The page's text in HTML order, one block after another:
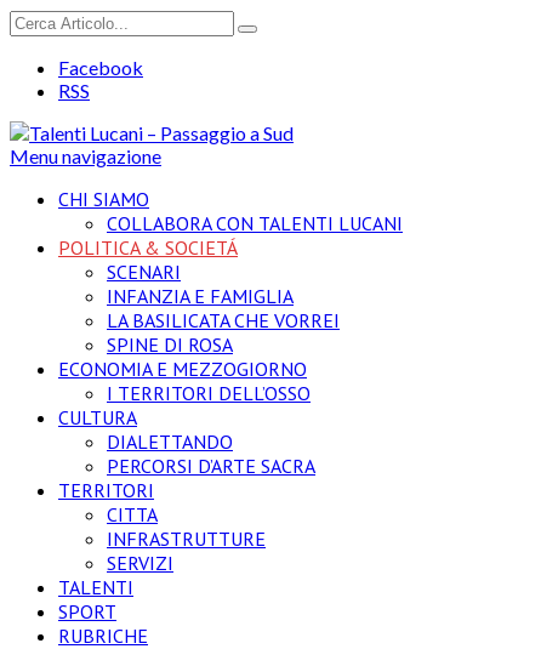
Facebook
RSS
Menu navigazione
CHI SIAMO
COLLABORA CON TALENTI LUCANI
POLITICA & SOCIETÁ
SCENARI
INFANZIA E FAMIGLIA
LA BASILICATA CHE VORREI
SPINE DI ROSA
ECONOMIA E MEZZOGIORNO
I TERRITORI DELL’OSSO
CULTURA
DIALETTANDO
PERCORSI D’ARTE SACRA
TERRITORI
CITTA
INFRASTRUTTURE
SERVIZI
TALENTI
SPORT
RUBRICHE